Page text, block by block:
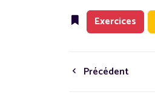
Exercices
Précédent